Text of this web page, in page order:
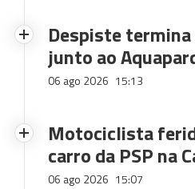
Despiste
junto ao
06 ago 2026 15:13
Motociclista
carro da PSP na
06 ago 2026 15:07